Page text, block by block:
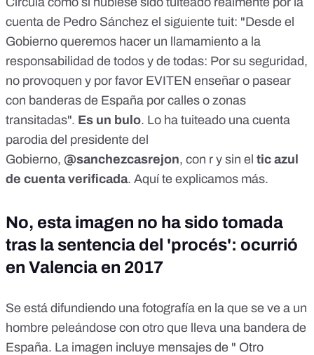
cuenta de Pedro Sánchez el siguiente tuit: "Desde el
Gobierno queremos hacer un llamamiento a la
responsabilidad de todos y de todas: Por su seguridad,
no provoquen y por favor EVITEN enseñar o pasear
con banderas de España por calles o zonas
transitadas". Es un bulo. Lo ha tuiteado una cuenta
parodia del presidente del
Gobierno, @sanchezcasrejon, con r y sin el tic azul
de cuenta verificada. Aquí te explicamos más.
No, esta imagen no ha sido tomada
tras la sentencia del 'procés': ocurrió
en Valencia en 2017
Se está difundiendo una fotografía en la que se ve a un
hombre peleándose con otro que lleva una bandera de
España. La imagen incluye mensajes de " Otro